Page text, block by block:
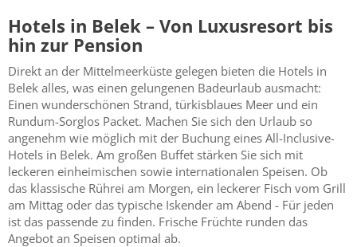
Hotels in Belek – Von Luxusresort bis
hin zur Pension
Direkt an der Mittelmeerküste gelegen bieten die Hotels in
Belek alles, was einen gelungenen Badeurlaub ausmacht:
Einen wunderschönen Strand, türkisblaues Meer und ein
Rundum-Sorglos Packet. Machen Sie sich den Urlaub so
angenehm wie möglich mit der Buchung eines All-Inclusive-
Hotels in Belek. Am großen Buffet stärken Sie sich mit
leckeren einheimischen sowie internationalen Speisen. Ob
das klassische Rührei am Morgen, ein leckerer Fisch vom Grill
am Mittag oder das typische Iskender am Abend - Für jeden
ist das passende zu finden. Frische Früchte runden das
Angebot an Speisen optimal ab.